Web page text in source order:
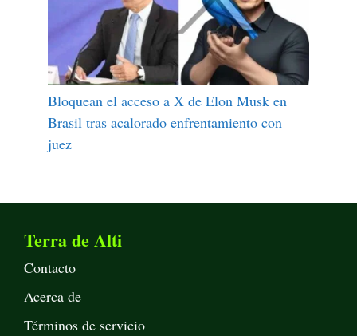
Bloquean el acceso a X de Elon Musk en
Brasil tras acalorado enfrentamiento con
juez
Terra de Alti
Contacto
Acerca de
Términos de servicio